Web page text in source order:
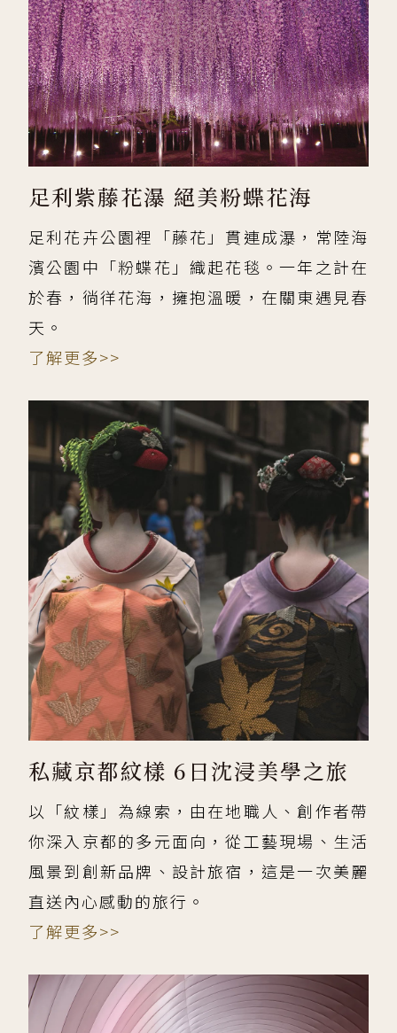
足利紫藤花瀑 絕美粉蝶花海
足利花卉公園裡「藤花」貫連成瀑，常陸海
濱公園中「粉蝶花」織起花毯。一年之計在
於春，徜徉花海，擁抱溫暖，在關東遇見春
天。
了解更多>>
私藏京都紋樣 6日沈浸美學之旅
以「紋樣」為線索，由在地職人、創作者帶
你深入京都的多元面向，從工藝現場、生活
風景到創新品牌、設計旅宿，這是一次美麗
直送內心感動的旅行。
了解更多>>